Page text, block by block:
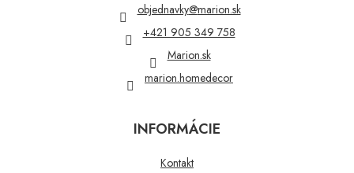
objednavky@marion.sk
+421 905 349 758
Marion.sk
marion.homedecor
INFORMÁCIE
Kontakt